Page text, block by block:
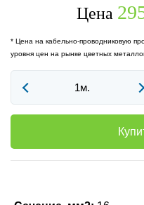
Цена
* Цена на кабельно-проводниковую
уровня цен на рынке цветных